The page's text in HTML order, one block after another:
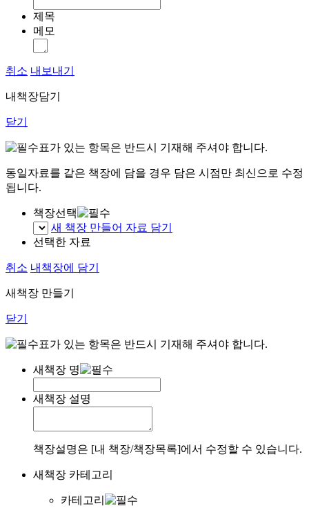
제목
메모
취소 내보내기
내책장담기
닫기
표가 있는 항목은 반드시 기재해 주셔야 합니다.
동일자료를 같은 책장에 담을 경우 담은 시점만 최신으로 수정
됩니다.
책장선택
새 책장 만들어 자료 담기
선택한 자료
취소 내책장에 담기
새책장 만들기
닫기
표가 있는 항목은 반드시 기재해 주셔야 합니다.
새책장 명
새책장 설명
책장설명은 [내 책장/책장목록]에서 수정할 수 있습니다.
새책장 카테고리
카테고리